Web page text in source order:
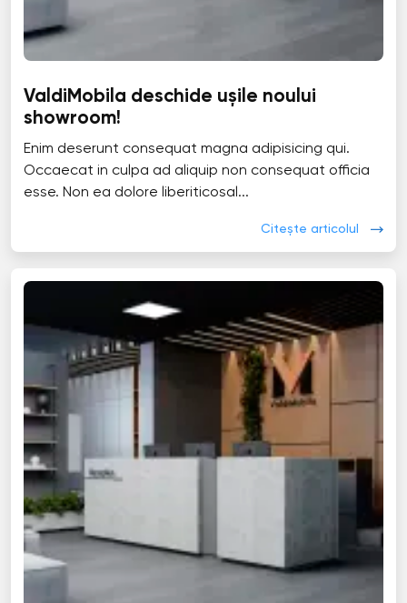
ValdiMobila deschide ușile noului
showroom!
Enim deserunt consequat magna adipisicing qui.
Occaecat in culpa ad aliquip non consequat officia
esse. Non ea dolore liberiticosal...
Citește articolul